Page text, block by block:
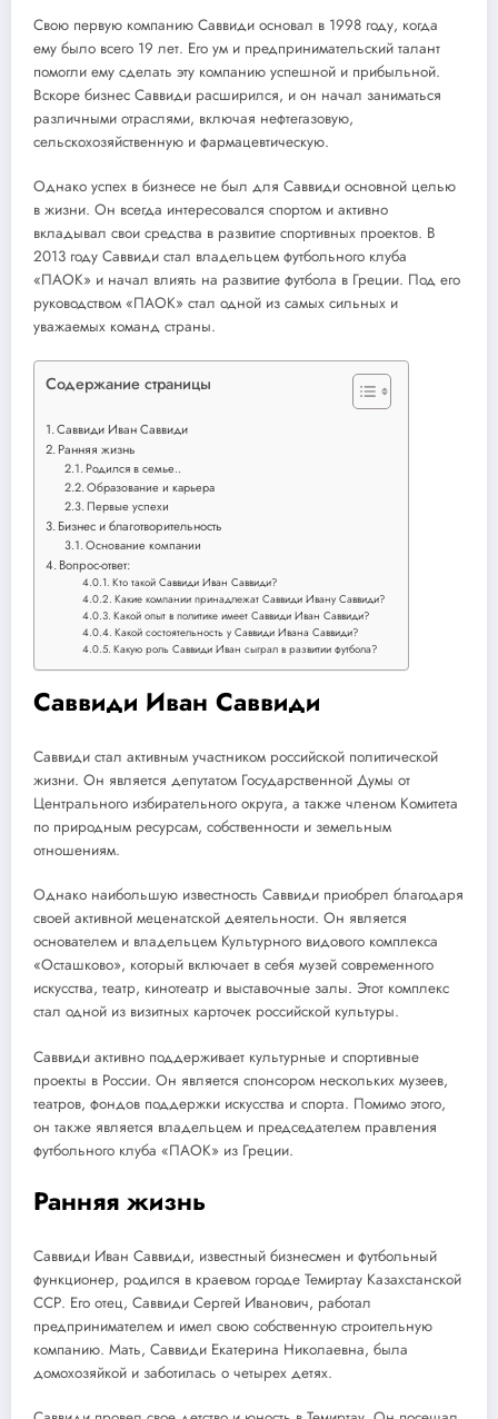
Свою первую компанию Саввиди основал в 1998 году, когда
ему было всего 19 лет. Его ум и предпринимательский талант
помогли ему сделать эту компанию успешной и прибыльной.
Вскоре бизнес Саввиди расширился, и он начал заниматься
различными отраслями, включая нефтегазовую,
сельскохозяйственную и фармацевтическую.
Однако успех в бизнесе не был для Саввиди основной целью
в жизни. Он всегда интересовался спортом и активно
вкладывал свои средства в развитие спортивных проектов. В
2013 году Саввиди стал владельцем футбольного клуба
«ПАОК» и начал влиять на развитие футбола в Греции. Под его
руководством «ПАОК» стал одной из самых сильных и
уважаемых команд страны.
Содержание страницы
Саввиди Иван Саввиди
Ранняя жизнь
Родился в семье..
Образование и карьера
Первые успехи
Бизнес и благотворительность
Основание компании
Вопрос-ответ:
Кто такой Саввиди Иван Саввиди?
Какие компании принадлежат Саввиди Ивану Саввиди?
Какой опыт в политике имеет Саввиди Иван Саввиди?
Какой состоятельность у Саввиди Ивана Саввиди?
Какую роль Саввиди Иван сыграл в развитии футбола?
Саввиди Иван Саввиди
Саввиди стал активным участником российской политической
жизни. Он является депутатом Государственной Думы от
Центрального избирательного округа, а также членом Комитета
по природным ресурсам, собственности и земельным
отношениям.
Однако наибольшую известность Саввиди приобрел благодаря
своей активной меценатской деятельности. Он является
основателем и владельцем Культурного видового комплекса
«Осташково», который включает в себя музей современного
искусства, театр, кинотеатр и выставочные залы. Этот комплекс
стал одной из визитных карточек российской культуры.
Саввиди активно поддерживает культурные и спортивные
проекты в России. Он является спонсором нескольких музеев,
театров, фондов поддержки искусства и спорта. Помимо этого,
он также является владельцем и председателем правления
футбольного клуба «ПАОК» из Греции.
Ранняя жизнь
Саввиди Иван Саввиди, известный бизнесмен и футбольный
функционер, родился в краевом городе Темиртау Казахстанской
ССР. Его отец, Саввиди Сергей Иванович, работал
предпринимателем и имел свою собственную строительную
компанию. Мать, Саввиди Екатерина Николаевна, была
домохозяйкой и заботилась о четырех детях.